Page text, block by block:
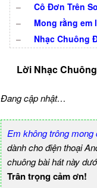
–
Cô Đơn Trên
–
Mong rằng
–
Nhạc Chuông
Lời Nhạc
Đang cập nhật…
Em không trông
dành cho điện thoại
chuông bài hát này
Trân trọng cảm ơn!